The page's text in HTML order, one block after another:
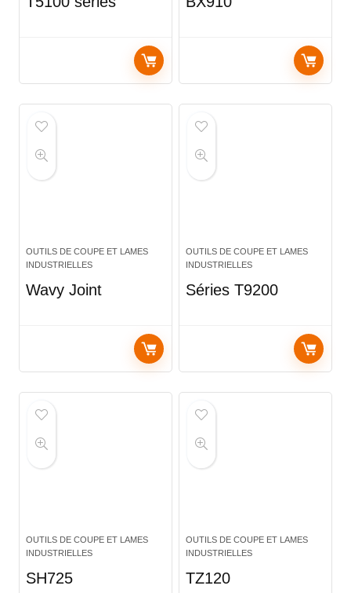
OUTILS DE COUPE ET LAMES
INDUSTRIELLES
Wavy Joint
OUTILS DE COUPE ET LAMES
INDUSTRIELLES
Séries T9200
OUTILS DE COUPE ET LAMES
INDUSTRIELLES
SH725
OUTILS DE COUPE ET LAMES
INDUSTRIELLES
TZ120